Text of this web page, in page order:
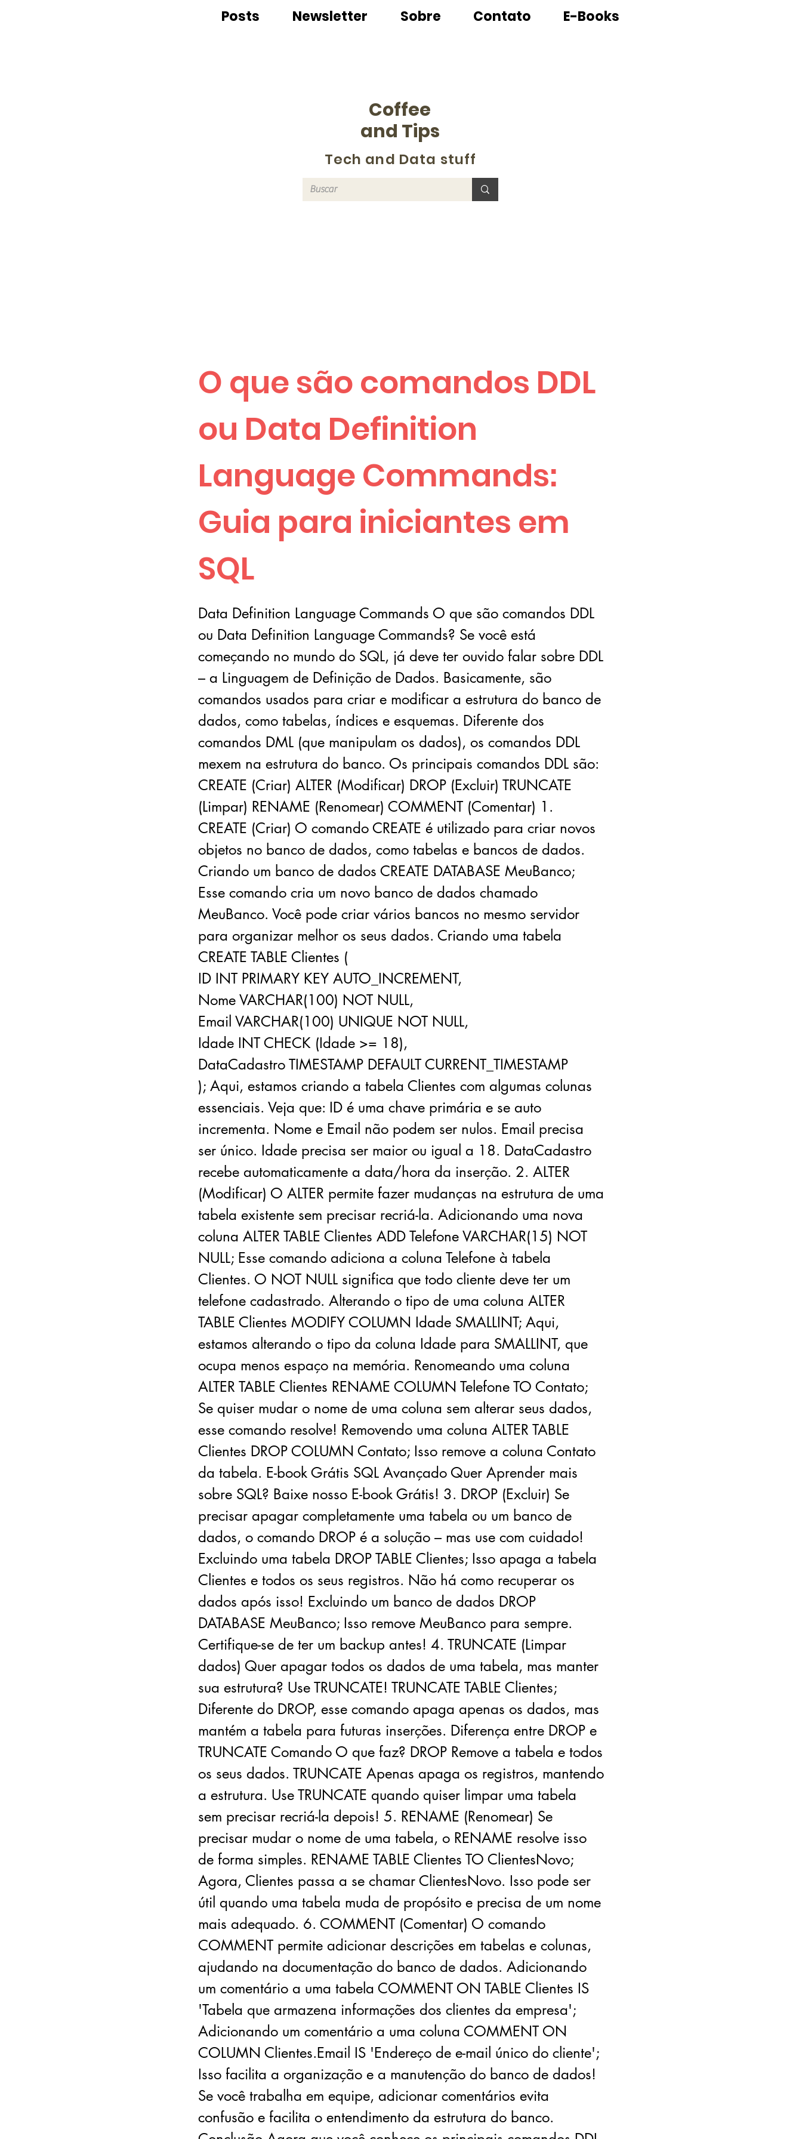
Posts Newsletter Sobre Contato E-Books
Coffee
and Tips
Tech and Data stuff
O que são comandos DDL
ou Data Definition
Language Commands:
Guia para iniciantes em
SQL
Data Definition Language Commands O que são comandos DDL
ou Data Definition Language Commands? Se você está
começando no mundo do SQL, já deve ter ouvido falar sobre DDL
– a Linguagem de Definição de Dados. Basicamente, são
comandos usados para criar e modificar a estrutura do banco de
dados, como tabelas, índices e esquemas. Diferente dos
comandos DML (que manipulam os dados), os comandos DDL
mexem na estrutura do banco. Os principais comandos DDL são:
CREATE (Criar) ALTER (Modificar) DROP (Excluir) TRUNCATE
(Limpar) RENAME (Renomear) COMMENT (Comentar) 1.
CREATE (Criar) O comando CREATE é utilizado para criar novos
objetos no banco de dados, como tabelas e bancos de dados.
Criando um banco de dados CREATE DATABASE MeuBanco;
Esse comando cria um novo banco de dados chamado
MeuBanco. Você pode criar vários bancos no mesmo servidor
para organizar melhor os seus dados. Criando uma tabela
CREATE TABLE Clientes (
ID INT PRIMARY KEY AUTO_INCREMENT,
Nome VARCHAR(100) NOT NULL,
Email VARCHAR(100) UNIQUE NOT NULL,
Idade INT CHECK (Idade >= 18),
DataCadastro TIMESTAMP DEFAULT CURRENT_TIMESTAMP
); Aqui, estamos criando a tabela Clientes com algumas colunas
essenciais. Veja que: ID é uma chave primária e se auto
incrementa. Nome e Email não podem ser nulos. Email precisa
ser único. Idade precisa ser maior ou igual a 18. DataCadastro
recebe automaticamente a data/hora da inserção. 2. ALTER
(Modificar) O ALTER permite fazer mudanças na estrutura de uma
tabela existente sem precisar recriá-la. Adicionando uma nova
coluna ALTER TABLE Clientes ADD Telefone VARCHAR(15) NOT
NULL; Esse comando adiciona a coluna Telefone à tabela
Clientes. O NOT NULL significa que todo cliente deve ter um
telefone cadastrado. Alterando o tipo de uma coluna ALTER
TABLE Clientes MODIFY COLUMN Idade SMALLINT; Aqui,
estamos alterando o tipo da coluna Idade para SMALLINT, que
ocupa menos espaço na memória. Renomeando uma coluna
ALTER TABLE Clientes RENAME COLUMN Telefone TO Contato;
Se quiser mudar o nome de uma coluna sem alterar seus dados,
esse comando resolve! Removendo uma coluna ALTER TABLE
Clientes DROP COLUMN Contato; Isso remove a coluna Contato
da tabela. E-book Grátis SQL Avançado Quer Aprender mais
sobre SQL? Baixe nosso E-book Grátis! 3. DROP (Excluir) Se
precisar apagar completamente uma tabela ou um banco de
dados, o comando DROP é a solução – mas use com cuidado!
Excluindo uma tabela DROP TABLE Clientes; Isso apaga a tabela
Clientes e todos os seus registros. Não há como recuperar os
dados após isso! Excluindo um banco de dados DROP
DATABASE MeuBanco; Isso remove MeuBanco para sempre.
Certifique-se de ter um backup antes! 4. TRUNCATE (Limpar
dados) Quer apagar todos os dados de uma tabela, mas manter
sua estrutura? Use TRUNCATE! TRUNCATE TABLE Clientes;
Diferente do DROP, esse comando apaga apenas os dados, mas
mantém a tabela para futuras inserções. Diferença entre DROP e
TRUNCATE Comando O que faz? DROP Remove a tabela e todos
os seus dados. TRUNCATE Apenas apaga os registros, mantendo
a estrutura. Use TRUNCATE quando quiser limpar uma tabela
sem precisar recriá-la depois! 5. RENAME (Renomear) Se
precisar mudar o nome de uma tabela, o RENAME resolve isso
de forma simples. RENAME TABLE Clientes TO ClientesNovo;
Agora, Clientes passa a se chamar ClientesNovo. Isso pode ser
útil quando uma tabela muda de propósito e precisa de um nome
mais adequado. 6. COMMENT (Comentar) O comando
COMMENT permite adicionar descrições em tabelas e colunas,
ajudando na documentação do banco de dados. Adicionando
um comentário a uma tabela COMMENT ON TABLE Clientes IS
'Tabela que armazena informações dos clientes da empresa';
Adicionando um comentário a uma coluna COMMENT ON
COLUMN Clientes.Email IS 'Endereço de e-mail único do cliente';
Isso facilita a organização e a manutenção do banco de dados!
Se você trabalha em equipe, adicionar comentários evita
confusão e facilita o entendimento da estrutura do banco.